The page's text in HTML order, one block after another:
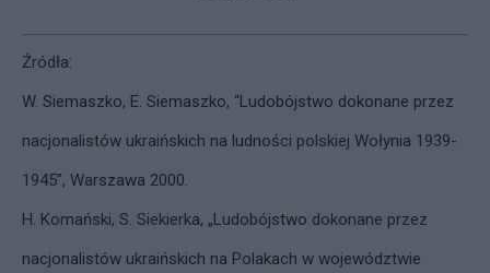
Źródła:
W. Siemaszko, E. Siemaszko, “Ludobójstwo dokonane przez
nacjonalistów ukraińskich na ludności polskiej Wołynia 1939-
1945”, Warszawa 2000.
H. Komański, S. Siekierka, „Ludobójstwo dokonane przez
nacjonalistów ukraińskich na Polakach w województwie